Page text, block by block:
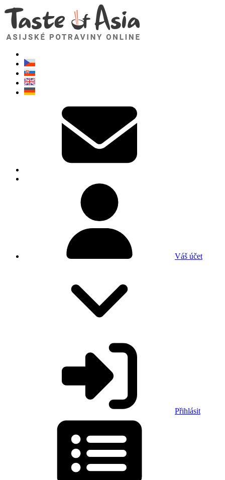
Váš účet
Přihlásit
TasteOfAsia.cz
Neváhejte se zeptat. Jsem tady pro vás!